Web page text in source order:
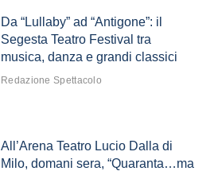
Da “Lullaby” ad “Antigone”: il
Segesta Teatro Festival tra
musica, danza e grandi classici
Redazione Spettacolo
All’Arena Teatro Lucio Dalla di
Milo, domani sera, “Quaranta…ma